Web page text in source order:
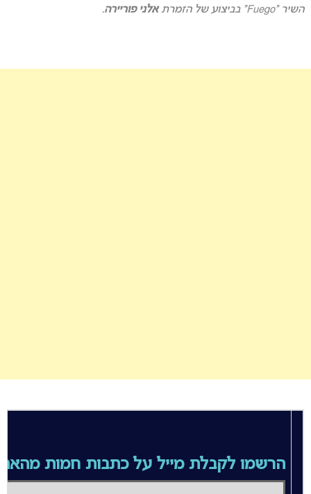
השיר “Fuego” בביצוע של הזמרת
אלני פוריירה.
הרשמו לקבלת מייל על כתבות חמות